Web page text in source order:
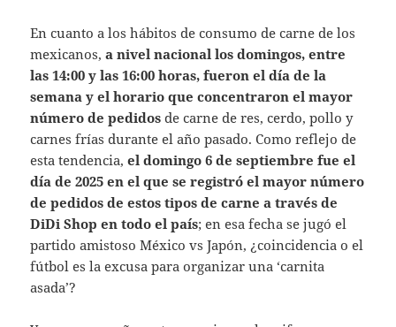
En cuanto a los hábitos de consumo de carne de los
mexicanos,a nivel nacional los domingos, entre
las 14:00 y las 16:00 horas, fueron el día de la
semana y el horario que concentraron el mayor
número de pedidos de carne de res, cerdo, pollo y
carnes frías durante el año pasado. Como reflejo de
esta tendencia,el domingo 6 de septiembre fue el
día de 2025 en el que se registró el mayor número
de pedidos de estos tipos de carne a través de
DiDi Shop en todo el país; en esa fecha se jugó el
partido amistoso México vs Japón, ¿coincidencia o el
fútbol es la excusa para organizar una ‘carnita
asada’?